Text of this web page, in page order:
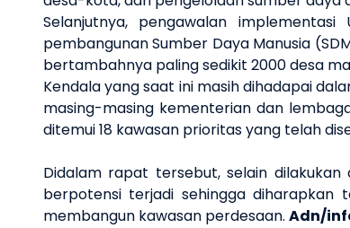
Selanjutnya, pengawalan implementasi
pembangunanSumber Daya Manusia (
bertambahnya paling sedikit 2000desa
Kendala yang saat ini masih dihadapai
masing-masing kementerian dan l
ditemui 18 kawasan prioritas yang telah
Didalam rapat tersebut, selain dilakukan
berpotensi terjadi sehingga
membangun kawasan perdesaan. Adn/